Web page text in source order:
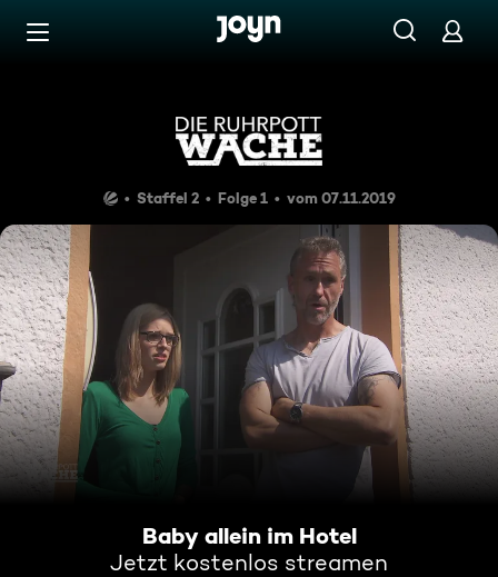
Zum Inhalt springen
Baby allein im Hotel
Staffel 2 Folge 1 vom 07.11.2019
Baby allein im Hotel
Jetzt kostenlos streamen